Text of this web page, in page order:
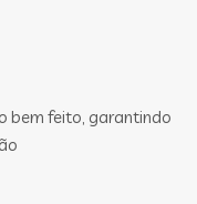
bem feito, garantindo